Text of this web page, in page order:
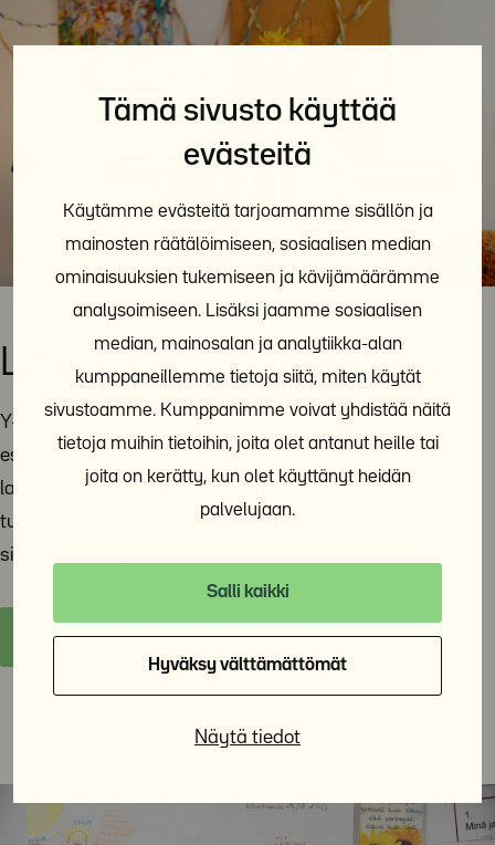
Tämä sivusto käyttää
evästeitä
Käytämme evästeitä tarjoamamme sisällön ja
mainosten räätälöimiseen, sosiaalisen median
ominaisuuksien tukemiseen ja kävijämäärämme
analysoimiseen. Lisäksi jaamme sosiaalisen
median, mainosalan ja analytiikka-alan
kumppaneillemme tietoja siitä, miten käytät
sivustoamme. Kumppanimme voivat yhdistää näitä
tietoja muihin tietoihin, joita olet antanut heille tai
joita on kerätty, kun olet käyttänyt heidän
palvelujaan.
Salli kaikki
Hyväksy välttämättömät
Näytä tiedot
Lausunnot ja vaikuttaminen
Y-Säätiö jakaa tietoa ja asiantuntemustaan päättäjille
esimerkiksi lausuntojen avulla. Tänne sivulle on koottu
lausuntoja ja muita yhteiskunnallista vaikuttamistyötä
tukevia materiaaleja. Y-Säätiö on poliittisesti
sitoutumaton ja voittoa tavoittelematon toimija.
Y-Säätiön lausunnot ja vaikuttaminen